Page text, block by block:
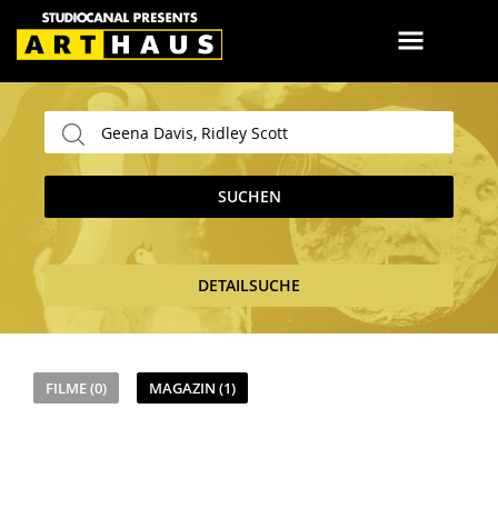
SUCHEN
DETAILSUCHE
FILME (0) MAGAZIN (1)